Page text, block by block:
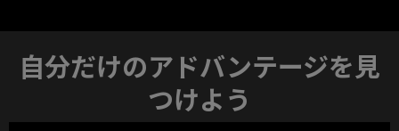
自分だけのアドバンテージを見
つけよう